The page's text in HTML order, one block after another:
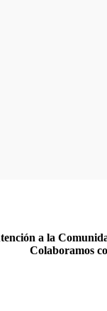
a la
Colaboramos